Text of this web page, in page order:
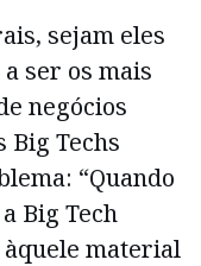
sejam eles
ser os mais
negócios
Big Techs
“Quando
Big Tech
material